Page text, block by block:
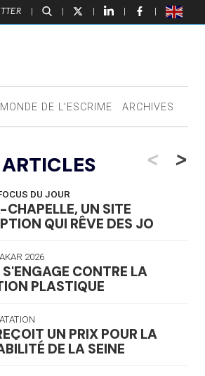
| | | | |
DE L’ESCRIME ARCHIVES
<
DU JOUR
UN SITE
QUI RÊVE DES JO
2026
CONTRE LA
PLASTIQUE
UN PRIX POUR LA
DE LA SEINE
>